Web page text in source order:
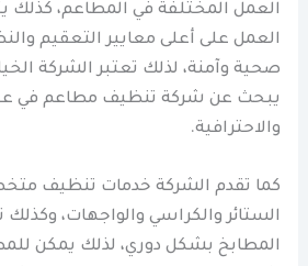
العمل المختلفة في المطاعم، كذلك
العمل على أعلى معايير التعقيم
صحية وآمنة، لذلك تعتبر الشركة
يبحث عن شركة تنظيف مطاعم في
والاحترافية.
كما تقدم الشركة خدمات تنظيف
الستائر والكراسي والواجهات،
المطابخ بشكل دوري، لذلك يمكن